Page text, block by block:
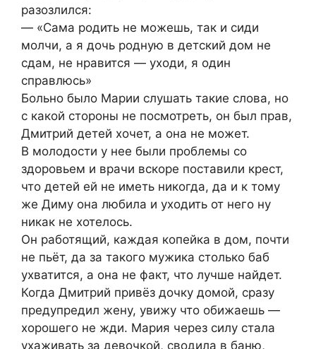
разозлился:
— «Сама родить не можешь, так и сиди
молчи, а я дочь родную в детский дом не
сдам, не нравится — уходи, я один
справлюсь»
Больно было Марии слушать такие слова, но
с какой стороны не посмотреть, он был прав,
Дмитрий детей хочет, а она не может.
В молодости у нее были проблемы со
здоровьем и врачи вскоре поставили крест,
что детей ей не иметь никогда, да и к тому
же Диму она любила и уходить от него ну
никак не хотелось.
Он работящий, каждая копейка в дом, почти
не пьёт, да за такого мужика столько баб
ухватится, а она не факт, что лучше найдет.
Когда Дмитрий привёз дочку домой, сразу
предупредил жену, увижу что обижаешь —
хорошего не жди. Мария через силу стала
ухаживать за девочкой, сводила в баню,